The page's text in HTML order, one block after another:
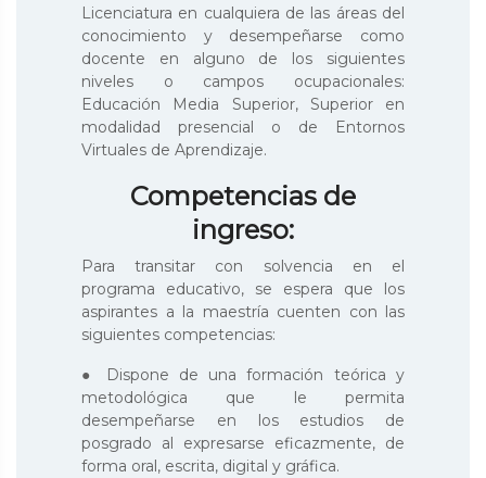
Licenciatura en cualquiera de las áreas del
conocimiento y desempeñarse como
docente en alguno de los siguientes
niveles o campos ocupacionales:
Educación Media Superior, Superior en
modalidad presencial o de Entornos
Virtuales de Aprendizaje.
Competencias de
ingreso:
Para transitar con solvencia en el
programa educativo, se espera que los
aspirantes a la maestría cuenten con las
siguientes competencias:
● Dispone de una formación teórica y
metodológica que le permita
desempeñarse en los estudios de
posgrado al expresarse eficazmente, de
forma oral, escrita, digital y gráfica.